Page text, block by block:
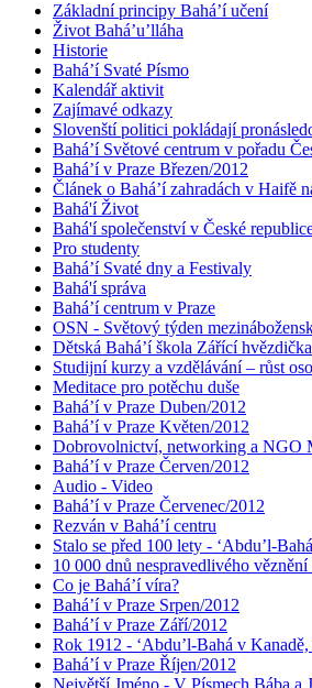
Základní principy Bahá’í učení
Život Bahá’u’lláha
Historie
Bahá’í Svaté Písmo
Kalendář aktivit
Zajímavé odkazy
Slovenští politici pokládají
Bahá’í Světové centrum v pořadu
Bahá’í v Praze Březen/2012
Článek o Bahá’í zahradách v Haifě
Bahá'í Život
Bahá'í společenství v České
Pro studenty
Bahá’í Svaté dny a Festivaly
Bahá'í správa
Bahá’í centrum v Praze
OSN - Světový týden
Dětská Bahá’í škola Zářící hvězdička
Studijní kurzy a vzdělávání – růst
Meditace pro potěchu duše
Bahá’í v Praze Duben/2012
Bahá’í v Praze Květen/2012
Dobrovolnictví, networking a NGO
Bahá’í v Praze Červen/2012
Audio - Video
Bahá’í v Praze Červenec/2012
Rezván v Bahá’í centru
Stalo se před 100 lety - ‘Abdu’l-
10 000 dnů nespravedlivého
Co je Bahá’í víra?
Bahá’í v Praze Srpen/2012
Bahá’í v Praze Září/2012
Rok 1912 - ‘Abdu’l-Bahá v
Bahá’í v Praze Říjen/2012
Největší Jméno - V Písmech Bába a